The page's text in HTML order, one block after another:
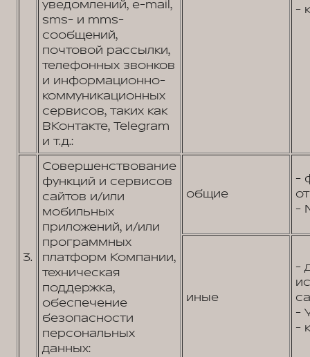
уведомлений, e-mail,
sms- и mms-
сообщений,
почтовой рассылки,
телефонных звонков
и информационно-
коммуникационных
сервисов, таких как
ВКонтакте, Telegram
и т.д.:
-
3.
Совершенствование
функций и сервисов
сайтов и/или
мобильных
приложений, и/или
программных
платформ Компании,
техническая
поддержка,
обеспечение
безопасности
персональных
данных:
общие
-
-
иные
-
-
-